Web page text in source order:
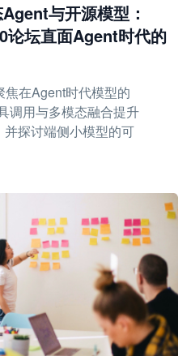
与开源模型：
坛直面Agent时代的
在Agent时代模型的
调用与多模态融合提升
探讨端侧小模型的可